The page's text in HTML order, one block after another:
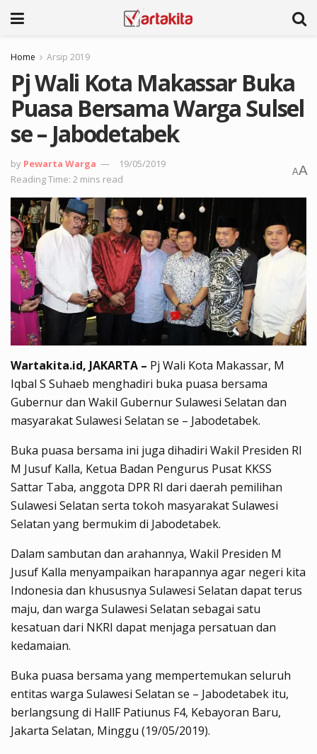
Home Arsip 2019
Pj Wali Kota Makassar Buka
Puasa Bersama Warga Sulsel
se – Jabodetabek
by Pewarta Warga
19/05/2019
Reading Time: 2 mins read
AA
Wartakita.id, JAKARTA – Pj Wali Kota Makassar, M
Iqbal S Suhaeb menghadiri buka puasa bersama
Gubernur dan Wakil Gubernur Sulawesi Selatan dan
masyarakat Sulawesi Selatan se – Jabodetabek.
Buka puasa bersama ini juga dihadiri Wakil Presiden RI
M Jusuf Kalla, Ketua Badan Pengurus Pusat KKSS
Sattar Taba, anggota DPR RI dari daerah pemilihan
Sulawesi Selatan serta tokoh masyarakat Sulawesi
Selatan yang bermukim di Jabodetabek.
Dalam sambutan dan arahannya, Wakil Presiden M
Jusuf Kalla menyampaikan harapannya agar negeri kita
Indonesia dan khususnya Sulawesi Selatan dapat terus
maju, dan warga Sulawesi Selatan sebagai satu
kesatuan dari NKRI dapat menjaga persatuan dan
kedamaian.
Buka puasa bersama yang mempertemukan seluruh
entitas warga Sulawesi Selatan se – Jabodetabek itu,
berlangsung di HallF Patiunus F4, Kebayoran Baru,
Jakarta Selatan, Minggu (19/05/2019).